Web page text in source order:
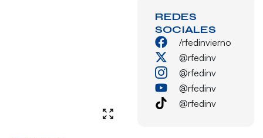
REDES
SOCIALES
/rfedinvierno
@rfedinv
@rfedinv
@rfedinv
@rfedinv